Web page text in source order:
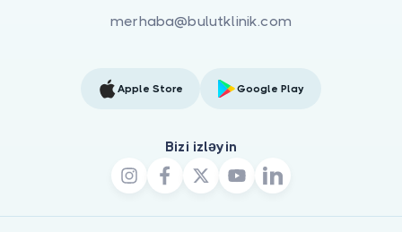
merhaba@bulutklinik.com
Apple Store Google Play
Bizi izləyin